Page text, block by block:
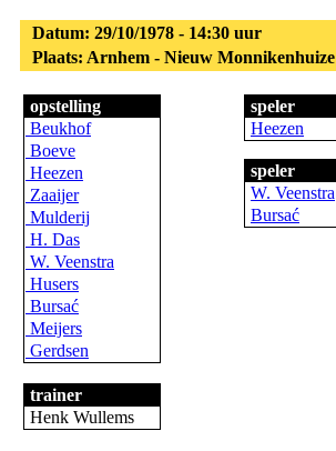
Datum: 29/10/1978 - 14:30 uur
Plaats: Arnhem - Nieuw Monnikenhuize
opstelling
Beukhof
Boeve
Heezen
Zaaijer
Mulderij
H. Das
W. Veenstra
Husers
Bursać
Meijers
Gerdsen
trainer
Henk Wullems
speler
Heezen
speler
W. Veenstra
Bursać